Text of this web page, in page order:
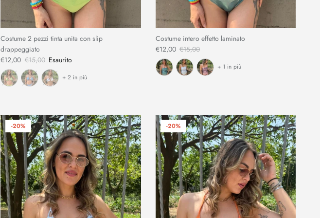
Costume 2 pezzi tinta unita con slip
drappeggiato
€12,00 €15,00 Esaurito
+ 2 in più
Costume intero effetto laminato
€12,00 €15,00
+ 1 in più
-20% -20%